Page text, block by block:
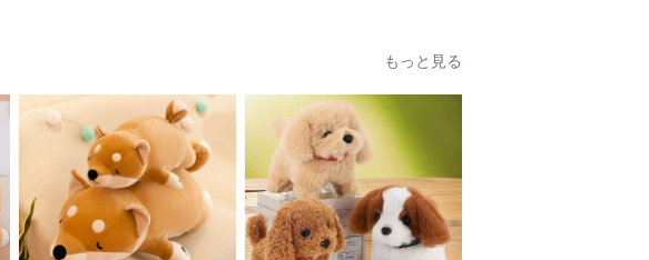
もっと見る